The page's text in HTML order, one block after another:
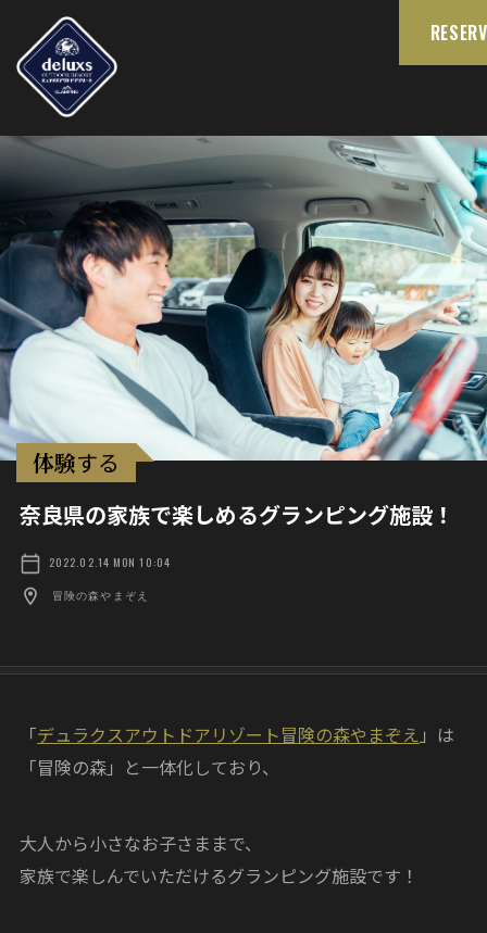
体験する
奈良県の家族で楽しめるグランピング施設！
2022.02.14 MON 10:04
冒険の森やまぞえ
「デュラクスアウトドアリゾート冒険の森やまぞえ 」は
「冒険の森」と一体化しており、
大人から小さなお子さままで、
家族で楽しんでいただけるグランピング施設です！